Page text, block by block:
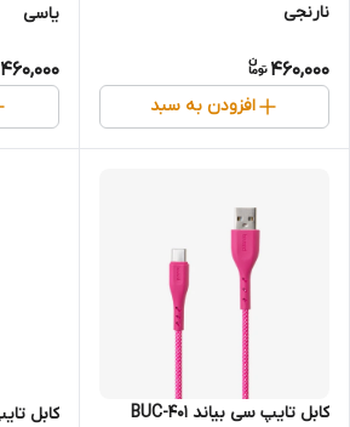
نارنجی
460,000
افزودن به سبد
یاسی
460,000
کابل تایپ سی بیاند BUC-401